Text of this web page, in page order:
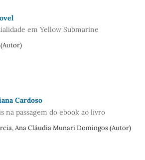
em Yellow Submarine
(Autor)
Cardoso
na passagem do ebook ao livro
Ana Cláudia Munari Domingos (Autor)